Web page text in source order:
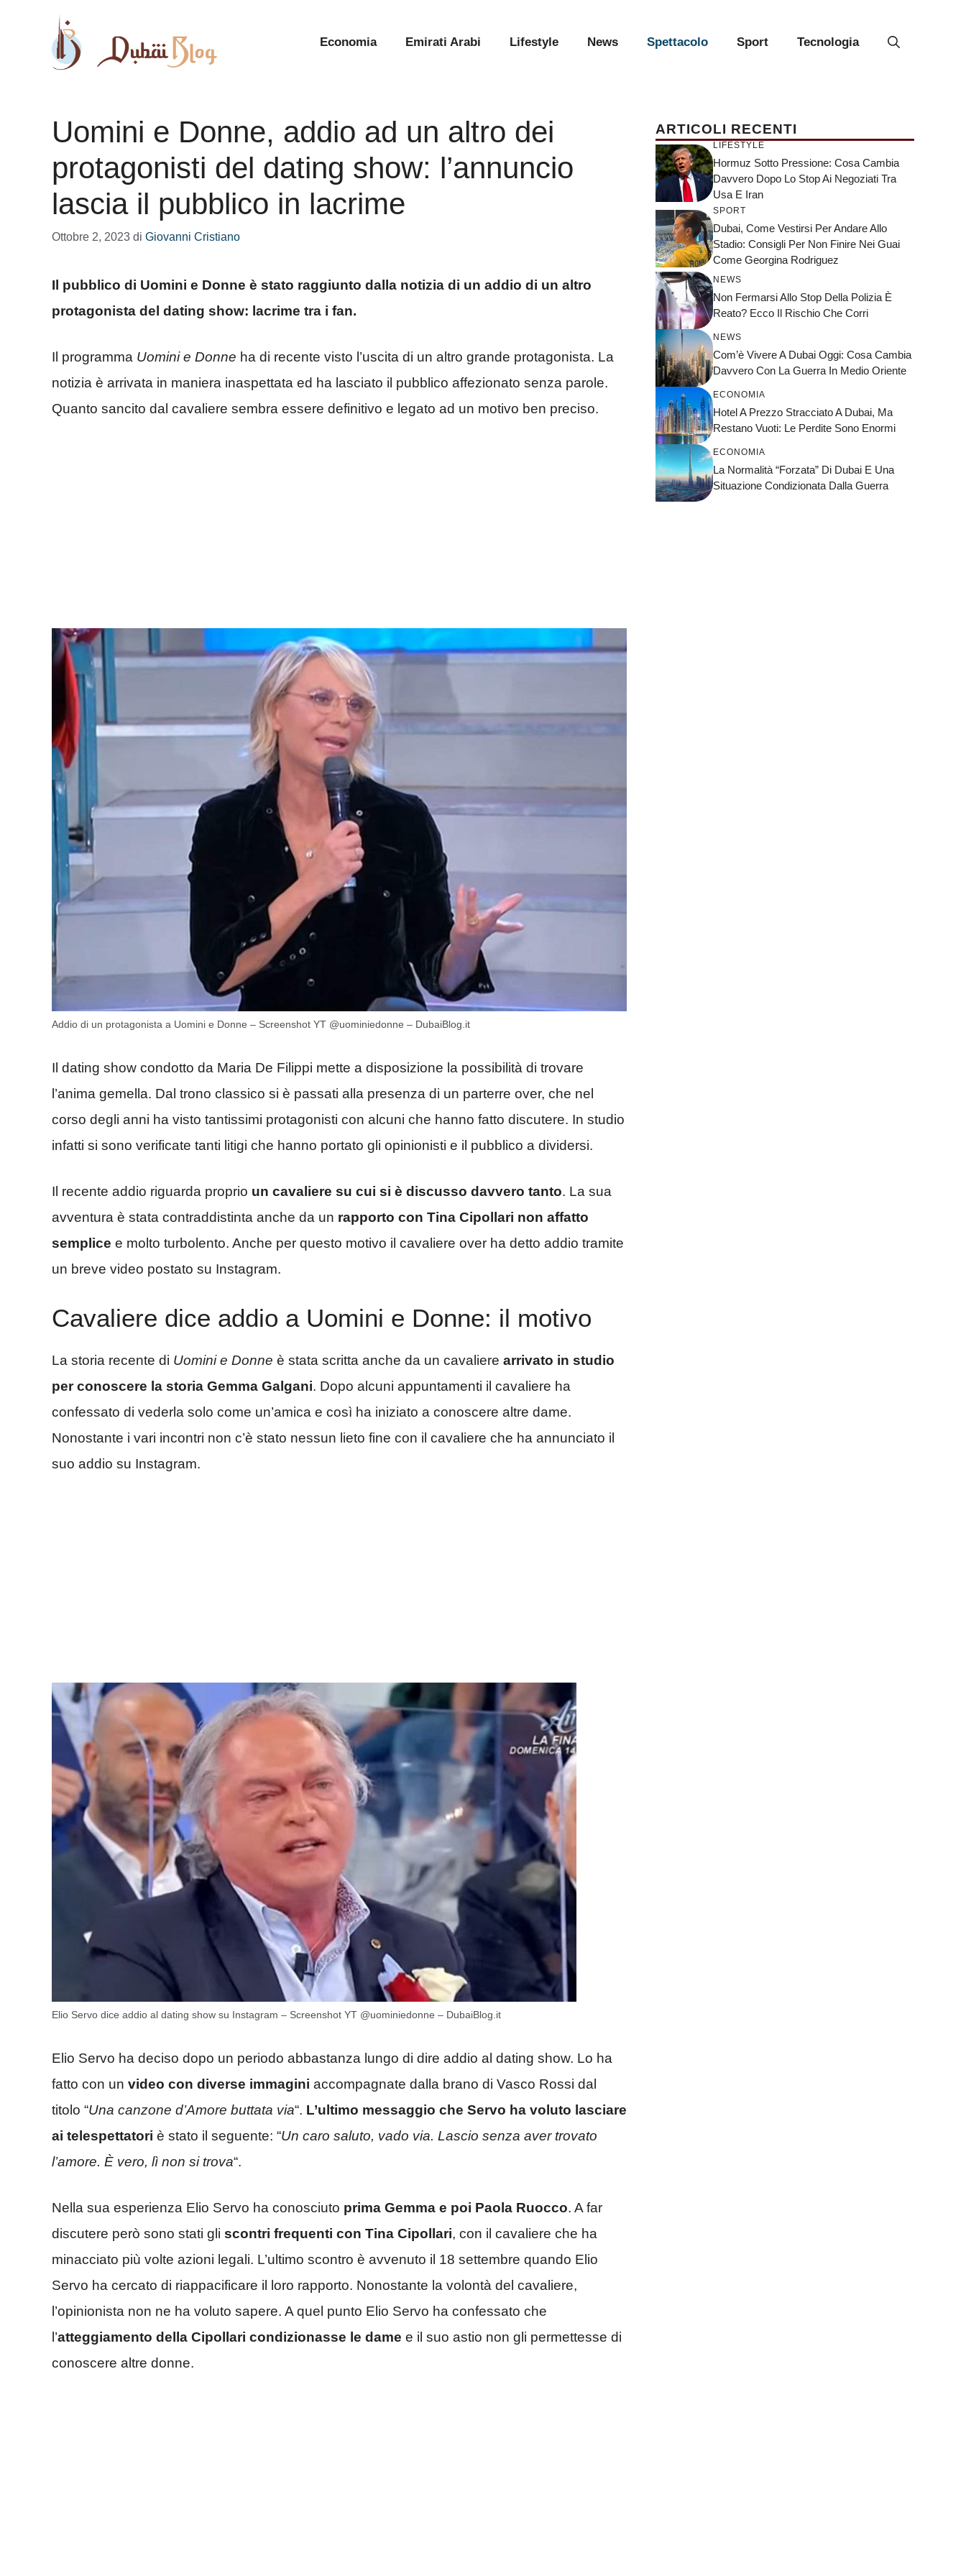
contenuto
Economia Emirati Arabi Lifestyle News Spettacolo Sport Tecnologia
Uomini e Donne, addio ad un altro dei
protagonisti del dating show: l’annuncio
lascia il pubblico in lacrime
Ottobre 2, 2023 di Giovanni Cristiano
Il pubblico di Uomini e Donne è stato raggiunto dalla notizia di un addio di un altro
protagonista del dating show: lacrime tra i fan.
Il programma Uomini e Donne ha di recente visto l’uscita di un altro grande protagonista. La
notizia è arrivata in maniera inaspettata ed ha lasciato il pubblico affezionato senza parole.
Quanto sancito dal cavaliere sembra essere definitivo e legato ad un motivo ben preciso.
Addio di un protagonista a Uomini e Donne – Screenshot YT @uominiedonne – DubaiBlog.it
Il dating show condotto da Maria De Filippi mette a disposizione la possibilità di trovare
l’anima gemella. Dal trono classico si è passati alla presenza di un parterre over, che nel
corso degli anni ha visto tantissimi protagonisti con alcuni che hanno fatto discutere. In studio
infatti si sono verificate tanti litigi che hanno portato gli opinionisti e il pubblico a dividersi.
Il recente addio riguarda proprio un cavaliere su cui si è discusso davvero tanto. La sua
avventura è stata contraddistinta anche da un rapporto con Tina Cipollari non affatto
semplice e molto turbolento. Anche per questo motivo il cavaliere over ha detto addio tramite
un breve video postato su Instagram.
Cavaliere dice addio a Uomini e Donne: il motivo
La storia recente di Uomini e Donne è stata scritta anche da un cavaliere arrivato in studio
per conoscere la storia Gemma Galgani. Dopo alcuni appuntamenti il cavaliere ha
confessato di vederla solo come un’amica e così ha iniziato a conoscere altre dame.
Nonostante i vari incontri non c’è stato nessun lieto fine con il cavaliere che ha annunciato il
suo addio su Instagram.
Elio Servo dice addio al dating show su Instagram – Screenshot YT @uominiedonne – DubaiBlog.it
Elio Servo ha deciso dopo un periodo abbastanza lungo di dire addio al dating show. Lo ha
fatto con un video con diverse immagini accompagnate dalla brano di Vasco Rossi dal
titolo “Una canzone d’Amore buttata via“. L’ultimo messaggio che Servo ha voluto lasciare
ai telespettatori è stato il seguente: “Un caro saluto, vado via. Lascio senza aver trovato
l’amore. È vero, lì non si trova“.
Nella sua esperienza Elio Servo ha conosciuto prima Gemma e poi Paola Ruocco. A far
discutere però sono stati gli scontri frequenti con Tina Cipollari, con il cavaliere che ha
minacciato più volte azioni legali. L’ultimo scontro è avvenuto il 18 settembre quando Elio
Servo ha cercato di riappacificare il loro rapporto. Nonostante la volontà del cavaliere,
l’opinionista non ne ha voluto sapere. A quel punto Elio Servo ha confessato che
l’atteggiamento della Cipollari condizionasse le dame e il suo astio non gli permettesse di
conoscere altre donne.
ARTICOLI RECENTI
LIFESTYLE
Hormuz Sotto Pressione: Cosa Cambia
Davvero Dopo Lo Stop Ai Negoziati Tra
Usa E Iran
SPORT
Dubai, Come Vestirsi Per Andare Allo
Stadio: Consigli Per Non Finire Nei Guai
Come Georgina Rodriguez
NEWS
Non Fermarsi Allo Stop Della Polizia È
Reato? Ecco Il Rischio Che Corri
NEWS
Com’è Vivere A Dubai Oggi: Cosa Cambia
Davvero Con La Guerra In Medio Oriente
ECONOMIA
Hotel A Prezzo Stracciato A Dubai, Ma
Restano Vuoti: Le Perdite Sono Enormi
ECONOMIA
La Normalità “forzata” Di Dubai E Una
Situazione Condizionata Dalla Guerra